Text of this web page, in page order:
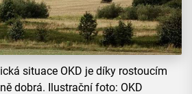
situace OKD je díky rostoucím
dobrá. Ilustrační foto: OKD